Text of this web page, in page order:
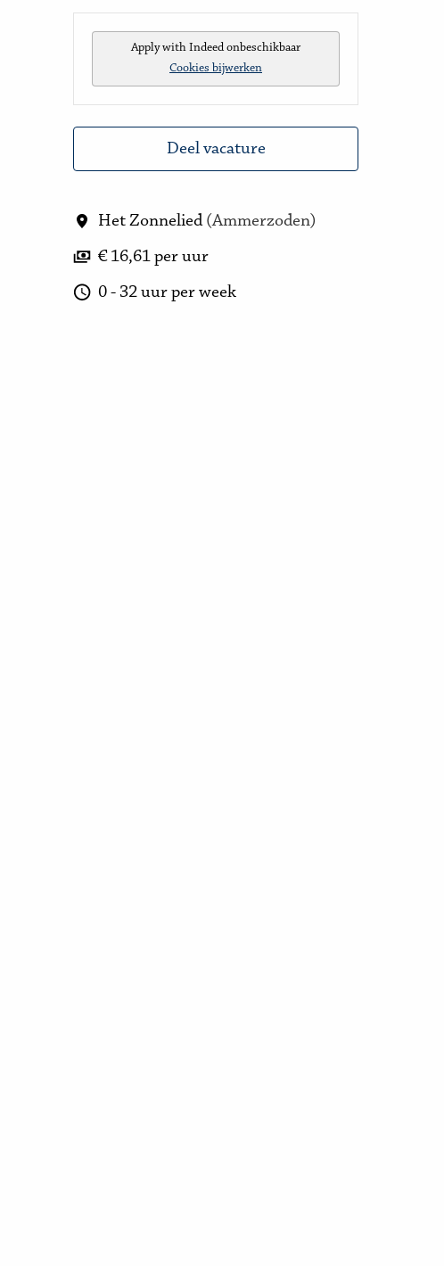
Apply with Indeed onbeschikbaar
Cookies bijwerken
Deel vacature
Het Zonnelied (Ammerzoden)
€ 16,61 per uur
0 - 32 uur per week